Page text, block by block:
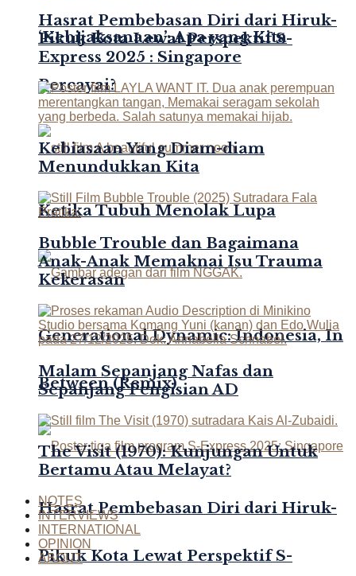
‘Kebijaksanaan’: Apa yang Kita
Percayai?
Ketika Tubuh Menolak Lupa
Generational Dynamic: Indonesia, In
Between (Remix)
Hasrat Pembebasan Diri dari Hiruk-
Pikuk Kota Lewat Perspektif S-
Hasrat Pembebasan Diri dari Hiruk-
Pikuk Kota Lewat Perspektif S-
Express 2025 : Singapore
Kebiasaan Yang Diam-diam
Menundukkan Kita
Bubble Trouble dan Bagaimana
Anak-Anak Memaknai Isu Trauma
Kekerasan
Malam Sepanjang Nafas dan
Sepanjang Pengisian AD
The Visit (1970): Kunjungan Untuk
Bertamu Atau Melayat?
NOTES
INTERVIEWS
INTERNATIONAL
OPINION
ABOUT